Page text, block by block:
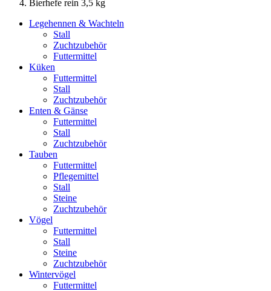
Bierhefe rein 3,5 kg
Legehennen & Wachteln
Stall
Zuchtzubehör
Futtermittel
Küken
Futtermittel
Stall
Zuchtzubehör
Enten & Gänse
Futtermittel
Stall
Zuchtzubehör
Tauben
Futtermittel
Pflegemittel
Stall
Steine
Zuchtzubehör
Vögel
Futtermittel
Stall
Steine
Zuchtzubehör
Wintervögel
Futtermittel